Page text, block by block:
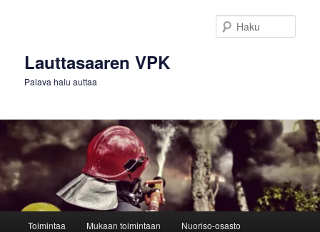
Lauttasaaren VPK
Palava halu auttaa
Toimintaa Mukaan toimintaan Nuoriso-osasto